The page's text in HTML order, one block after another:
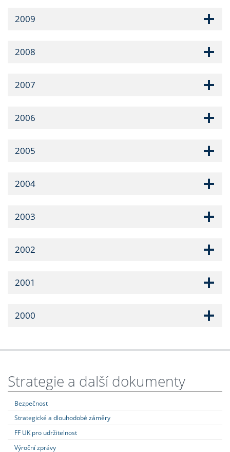
2009
2008
2007
2006
2005
2004
2003
2002
2001
2000
Strategie a další dokumenty
Bezpečnost
Strategické a dlouhodobé záměry
FF UK pro udržitelnost
Výroční zprávy